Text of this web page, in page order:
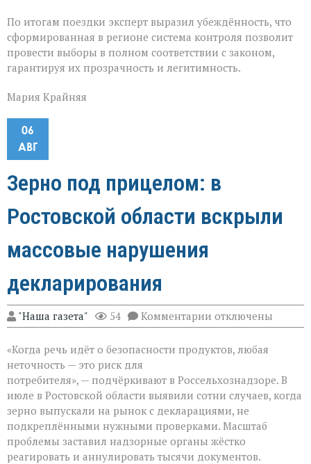
По итогам поездки эксперт выразил убеждённость, что
сформированная в регионе система контроля позволит
провести выборы в полном соответствии с законом,
гарантируя их прозрачность и легитимность.
Мария Крайняя
06
АВГ
Зерно под прицелом: в
Ростовской области вскрыли
массовые нарушения
декларирования
"Наша газета" 54 Комментарии к
записи
под
Ростовской
области
вскрыли
массовые
нарушения
декларирования
отключены
«Когда речь идёт о безопасности продуктов, любая
неточность — это риск для
потребителя», — подчёркивают в Россельхознадзоре. В
июле в Ростовской области выявили сотни случаев, когда
зерно выпускали на рынок с декларациями, не
подкреплёнными нужными проверками. Масштаб
проблемы заставил надзорные органы жёстко
реагировать и аннулировать тысячи документов.